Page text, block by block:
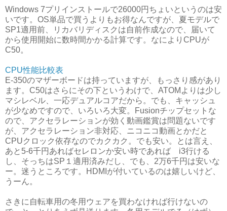
Windows 7プリインストールで26000円ちょいというのは安
いです。OS単品で買うよりもお得なんですが、夏モデルで
SP1適用前、リカバリディスクは自前作成なので、届いて
から使用開始に数時間かかる計算です。なによりCPUが
C50。
CPU性能比較表
E-350のマザーボードは持っていますが、もっさり感があり
ます。C50はさらにその下というわけで、ATOMよりは少し
マシレベル、一応デュアルコアだから。でも、キャッシュ
が少なめですので、いろいろ大変。Fusionチップセットな
ので、アクセラレーションが効く動画鑑賞は問題ないです
が、アクセラレーション非対応、ニコニコ動画とかだと
CPUクロック依存なのでカクカク。でも安い。とは言え、
あと5-6千円あればセレロンか安い時であれば i3行ける
し、そっちはSP１適用済みだし、でも、2万6千円は安いな
ー。迷うところです。HDMIが付いているのは嬉しいけど、
うーん。
さきに自転車用の冬用ウェアを買わなければ行けないの